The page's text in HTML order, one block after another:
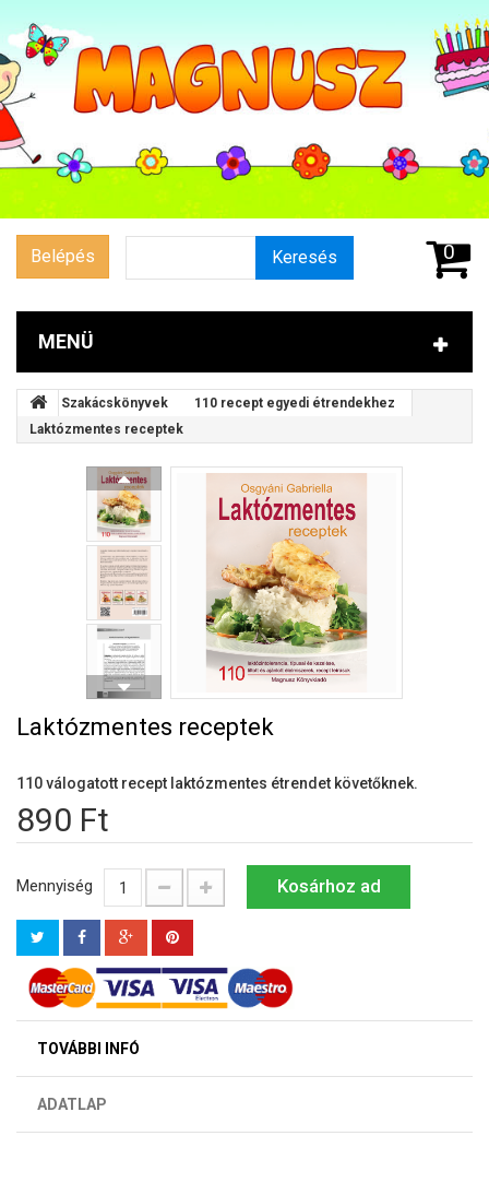
Belépés Keresés 0
MENÜ
Szakácskönyvek
110 recept egyedi étrendekhez
Laktózmentes receptek
Laktózmentes receptek
110 válogatott recept laktózmentes étrendet követőknek.
890 Ft
Mennyiség Kosárhoz ad
TOVÁBBI INFÓ
ADATLAP